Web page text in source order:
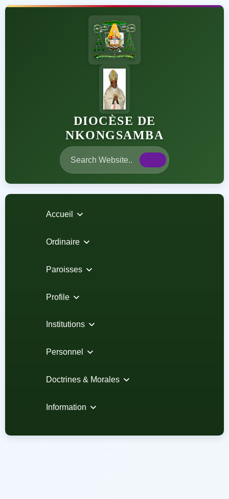
DIOCÈSE DE
NKONGSAMBA
Accueil
Ordinaire
Paroisses
Profile
Institutions
Personnel
Doctrines & Morales
Information